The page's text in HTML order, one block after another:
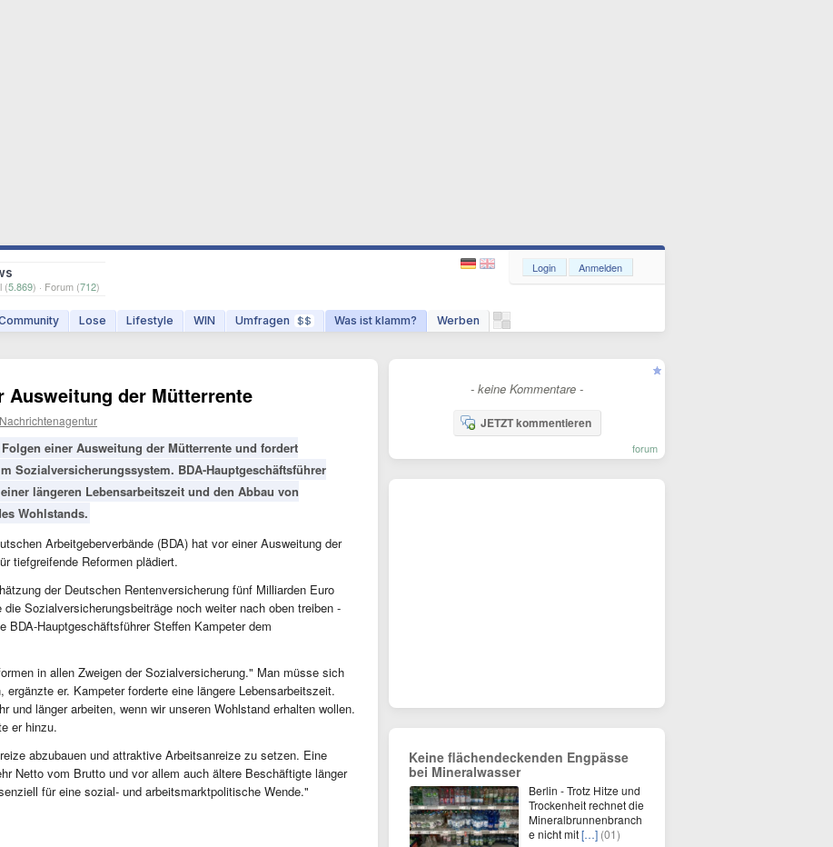
(5.869) · Forum (712)
Lose Lifestyle WIN Umfragen $$ Was ist klamm? Werben
Login Anmelden
Ausweitung der Mütterrente
einer Ausweitung der Mütterrente und fordert
Sozialversicherungssystem. BDA-Hauptgeschäftsführer
längeren Lebensarbeitszeit und den Abbau von
Wohlstands.
Arbeitgeberverbände (BDA) hat vor einer Ausweitung der
tiefgreifende Reformen plädiert.
der Deutschen Rentenversicherung fünf Milliarden Euro
Sozialversicherungsbeiträge noch weiter nach oben treiben -
BDA-Hauptgeschäftsführer Steffen Kampeter dem
in allen Zweigen der Sozialversicherung." Man müsse sich
er. Kampeter forderte eine längere Lebensarbeitszeit.
und länger arbeiten, wenn wir unseren Wohlstand erhalten wollen.
er hinzu.
abzubauen und attraktive Arbeitsanreize zu setzen. Eine
Netto vom Brutto und vor allem auch ältere Beschäftigte länger
für eine sozial- und arbeitsmarktpolitische Wende."
- keine Kommentare -
JETZT kommentieren
forum
Keine flächendeckenden Engpässe
bei Mineralwasser
Berlin - Trotz Hitze und
Trockenheit rechnet die
Mineralbrunnenbranch
e nicht mit[…] (01)